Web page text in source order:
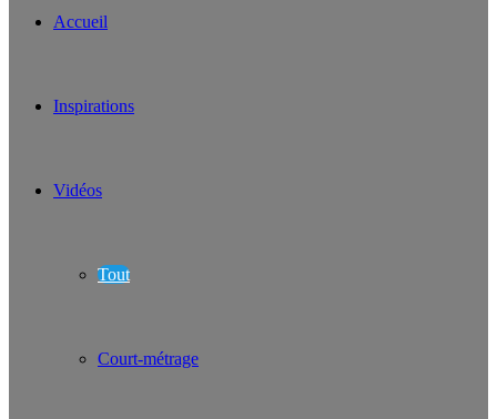
Accueil
Inspirations
Vidéos
Tout
Court-métrage